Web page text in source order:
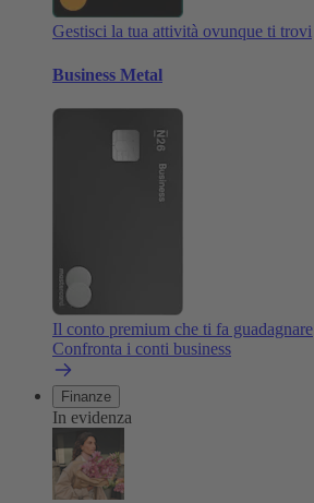
Gestisci la tua attività ovunque ti trovi
Business Metal
Il conto premium che ti fa guadagnare
Confronta i conti business
Finanze
In evidenza